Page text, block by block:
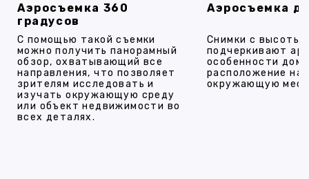
Аэросъемка 360
градусов
С помощью такой съемки
можно получить панорамный
обзор, охватывающий все
направления, что позволяет
зрителям исследовать и
изучать окружающую среду
или объект недвижимости во
всех деталях.
Аэросъемка
Снимки с высоты
подчеркивают
особенности
расположение на
окружающую